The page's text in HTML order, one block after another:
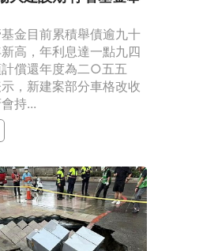
金目前累積舉債逾九十
高，年利息達一點九四
計償還年度為二○五五
，新建案部分車格改收
持...